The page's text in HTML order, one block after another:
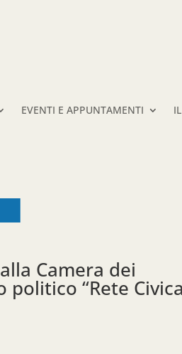
EVENTI E APPUNTAMENTI
Camera dei
“Rete Civica